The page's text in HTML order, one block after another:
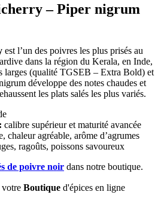
– Piper nigrum
est l’un des poivres les plus prisés au
dans la région du Kerala, en Inde,
larges (qualité TGSEB – Extra Bold) et
développe des notes chaudes et
les plats salés les plus variés.
calibre supérieur et maturité avancée
chaleur agréable, arôme d’agrumes
ragoûts, poissons savoureux
de poivre noir dans notre boutique.
Boutique d'épices en ligne